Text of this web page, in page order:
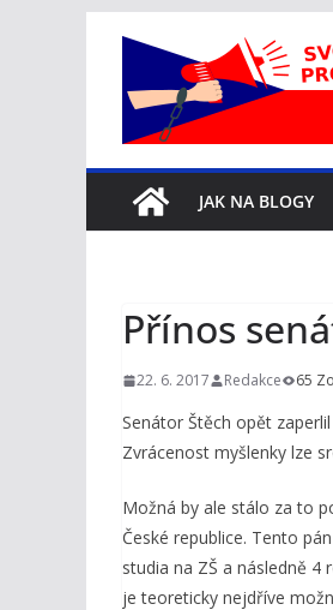
obsah
JAK NA BLOGY
Přínos
22. 6. 2017 Redakce 65
Senátor Štěch opět
Zvrácenost myšlenky lze
Možná by ale stálo za to
České republice. Tento
studia na ZŠ a následně
je teoreticky nejdříve